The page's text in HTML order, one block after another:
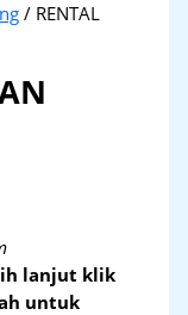
/ RENTAL
lanjut klik
untuk